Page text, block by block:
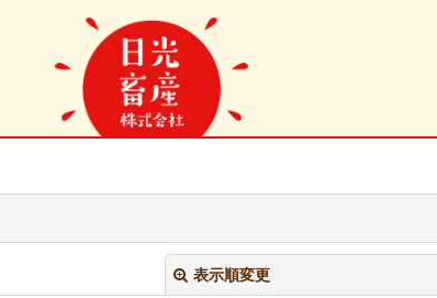
表示順変更